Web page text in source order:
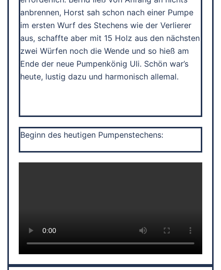
anbrennen, Horst sah schon nach einer Pumpe
im ersten Wurf des Stechens wie der Verlierer
aus, schaffte aber mit 15 Holz aus den nächsten
zwei Würfen noch die Wende und so hieß am
Ende der neue Pumpenkönig Uli. Schön war’s
heute, lustig dazu und harmonisch allemal.
Beginn des heutigen Pumpenstechens: